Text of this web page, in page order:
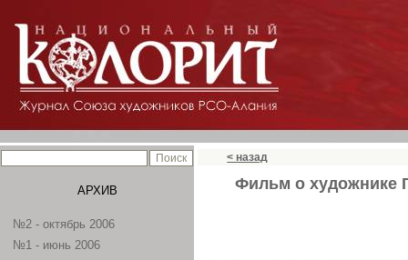
АРХИВ
№2 - октябрь 2006
№1 - июнь 2006
< назад
Фильм о художнике